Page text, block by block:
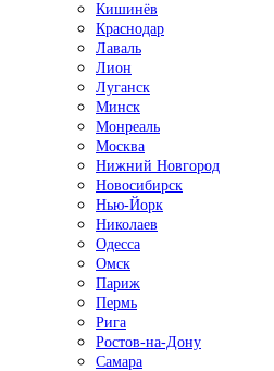
Кишинёв
Краснодар
Лаваль
Лион
Луганск
Минск
Монреаль
Москва
Нижний Новгород
Новосибирск
Нью-Йорк
Николаев
Одесса
Омск
Париж
Пермь
Рига
Ростов-на-Дону
Самара